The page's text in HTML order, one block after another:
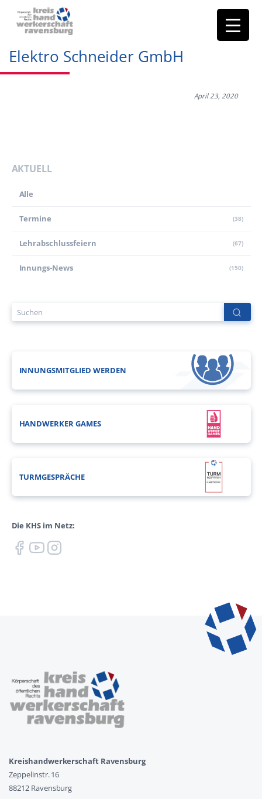
Elektro Schneider GmbH
April 23, 2020
AKTUELL
Alle
Termine (38)
Lehr­abschluss­feiern (67)
Innungs-News (150)
INNUNGSMITGLIED WERDEN
HANDWERKER GAMES
TURMGESPRÄCHE
Die KHS im Netz:
Kreishandwerkerschaft Ravensburg
Zeppelinstr. 16
88212 Ravensburg